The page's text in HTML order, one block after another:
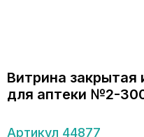
Витрина
для аптеки №2-
Артикул 44877